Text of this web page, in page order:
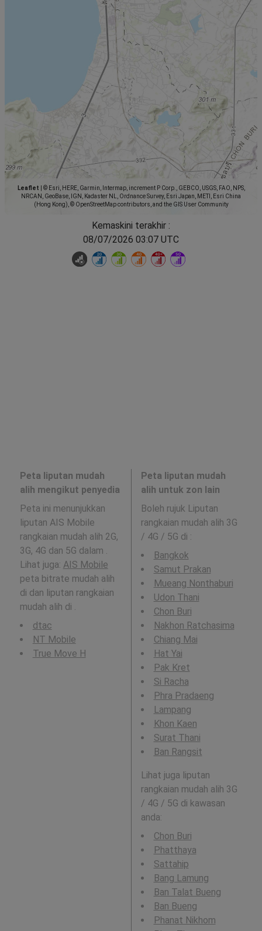
Leaflet
© Esri, HERE, Garmin, Intermap, increment P Corp., GEBCO, USGS, FAO, NPS,
NRCAN, GeoBase, IGN, Kadaster NL, Ordnance Survey, Esri Japan, METI, Esri China
(Hong Kong), © OpenStreetMap contributors, and the GIS User Community
Kemaskini terakhir :
08/07/2026 03:07 UTC
Peta liputan mudah
alih mengikut penyedia
Peta ini menunjukkan
liputan AIS Mobile
rangkaian mudah alih 2G,
3G, 4G dan 5G dalam .
Lihat juga: AIS Mobile
peta bitrate mudah alih
di dan liputan rangkaian
mudah alih di .
dtac
NT Mobile
True Move H
Peta liputan mudah
alih untuk zon lain
Boleh rujuk Liputan
rangkaian mudah alih 3G
/ 4G / 5G di :
Bangkok
Samut Prakan
Mueang Nonthaburi
Udon Thani
Chon Buri
Nakhon Ratchasima
Chiang Mai
Hat Yai
Pak Kret
Si Racha
Phra Pradaeng
Lampang
Khon Kaen
Surat Thani
Ban Rangsit
Lihat juga liputan
rangkaian mudah alih 3G
/ 4G / 5G di kawasan
anda:
Chon Buri
Phatthaya
Sattahip
Bang Lamung
Ban Talat Bueng
Ban Bueng
Phanat Nikhom